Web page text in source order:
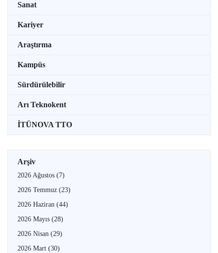
Sanat
Kariyer
Araştırma
Kampüs
Sürdürülebilir
Arı Teknokent
İTÜNOVA TTO
Arşiv
2026 Ağustos (7)
2026 Temmuz (23)
2026 Haziran (44)
2026 Mayıs (28)
2026 Nisan (29)
2026 Mart (30)